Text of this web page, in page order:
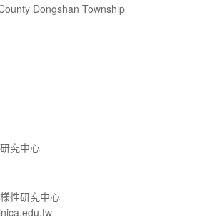
Dongshan Township
究中心
性研究中心